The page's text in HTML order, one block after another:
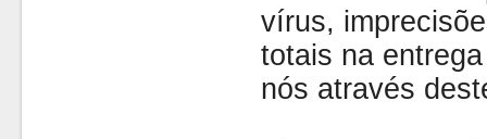
vírus,
totais na
nós através